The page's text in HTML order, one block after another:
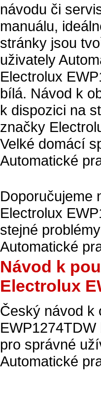
návodu či
manuálu,
stránky jsou
uživately
Electrolux
bílá. Návod k
k dispozici na
značky
Velké domácí
Automatické
Doporučujeme
Electrolux
stejné
Automatické
Návod k
Electrolux
Český návod k
pro správné
Automatické